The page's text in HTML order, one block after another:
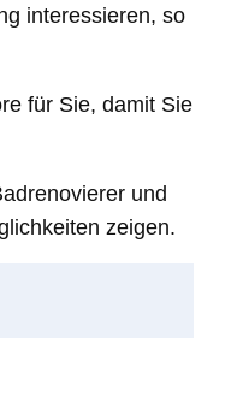
interessieren, so
für Sie, damit Sie
und
zeigen.